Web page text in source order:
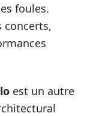
foules.
concerts,
est un autre